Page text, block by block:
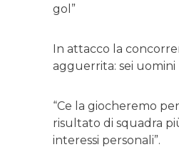
gol”
In attacco la
agguerrita: sei
“Ce la giocheremo
risultato di squadra
interessi personali”.